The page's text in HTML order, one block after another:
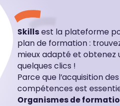
Skillsest la plateforme
plan de formation :
mieux adapté et obtenez
quelques clics !
Parce que l’acquisition
compétences est
Organismes de